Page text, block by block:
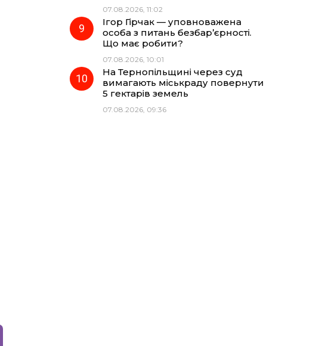
07.08.2026, 11:02
Ігор Гірчак — уповноважена
особа з питань безбар’єрності.
Що має робити?
07.08.2026, 10:01
На Тернопільщині через суд
вимагають міськраду повернути
5 гектарів земель
07.08.2026, 09:36